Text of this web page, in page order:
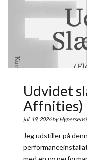
Udvidet
Affnities)
jul. 19, 2026 by
Jeg udstiller på